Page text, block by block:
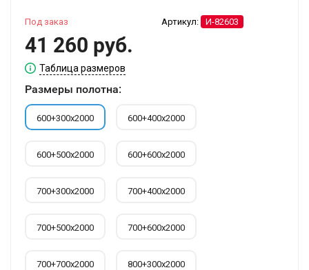
Артикул: И-82603
Под заказ
41 260 руб.
Таблица размеров
Размеры полотна:
600+300х2000 600+400х2000
600+500х2000 600+600х2000
700+300х2000 700+400х2000
700+500х2000 700+600х2000
700+700х2000 800+300х2000